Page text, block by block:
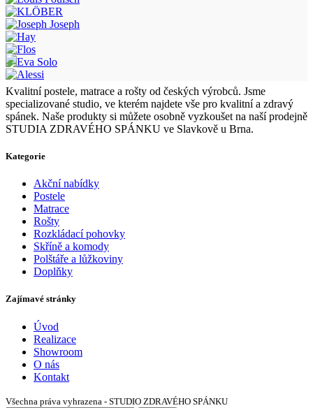
Kvalitní postele, matrace a rošty od českých výrobců. Jsme
specializované studio, ve kterém najdete vše pro kvalitní a zdravý
spánek. Naše produkty si můžete osobně vyzkoušet na naší prodejně
STUDIA ZDRAVÉHO SPÁNKU ve Slavkově u Brna.
Kategorie
Akční nabídky
Postele
Matrace
Rošty
Rozkládací pohovky
Skříně a komody
Polštáře a lůžkoviny
Doplňky
Zajímavé stránky
Úvod
Realizace
Showroom
O nás
Kontakt
Všechna práva vyhrazena - STUDIO ZDRAVÉHO SPÁNKU